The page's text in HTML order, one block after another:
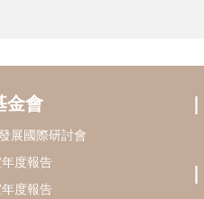
金會
展國際研討會
度報告
度報告